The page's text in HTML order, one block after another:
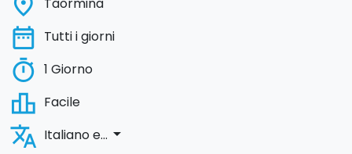
Taormina
date_range Tutti i giorni
timer 1 Giorno
leaderboard Facile
translate Italiano e... arrow_drop_down